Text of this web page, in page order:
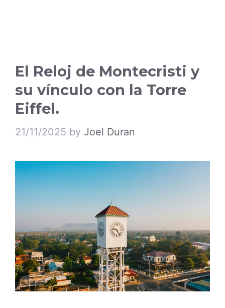
El Reloj de Montecristi y
su vínculo con la Torre
Eiffel.
21/11/2025 by Joel Duran